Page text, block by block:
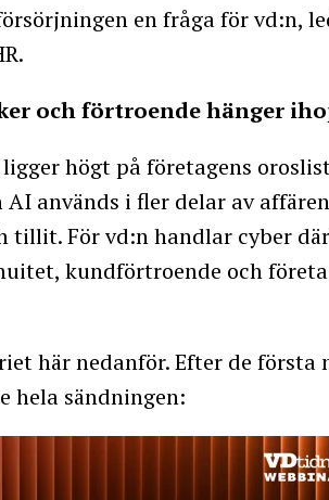
en fråga för vd:n,
och förtroende hänger
högt på företagens
används i fler delar av
tillit. För vd:n handlar cyber
kundförtroende och
här nedanför. Efter de
hela sändningen: